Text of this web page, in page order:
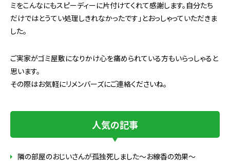
ミをこんなにもスピーディーに片付けてくれて感謝します。自分たち
だけではとうてい処理しきれなかったです」とおっしゃっていただきま
した。
ご実家がゴミ屋敷になりかけ心を痛められている方もいらっしゃると
思います。
その際はお気軽にリメンバーズにご連絡くださいね。
人気の記事
隣の部屋のおじいさんが孤独死しました～お線香の効果～